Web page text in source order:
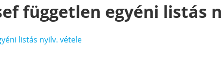
független egyéni listás
listás nyilv. vétele